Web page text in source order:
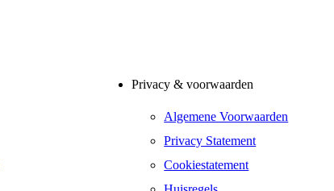
Privacy & voorwaarden
Algemene Voorwaarden
Privacy Statement
Cookiestatement